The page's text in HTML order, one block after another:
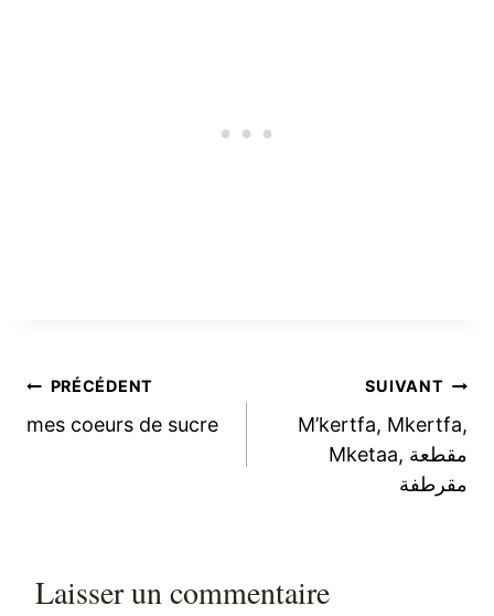
Navigation
de
PRÉCÉDENT
mes coeurs de sucre
SUIVANT
M’kertfa, Mkertfa,
Mketaa, مقطعة
مقرطفة
Laisser un commentaire